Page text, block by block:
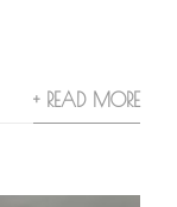
+ READ MORE